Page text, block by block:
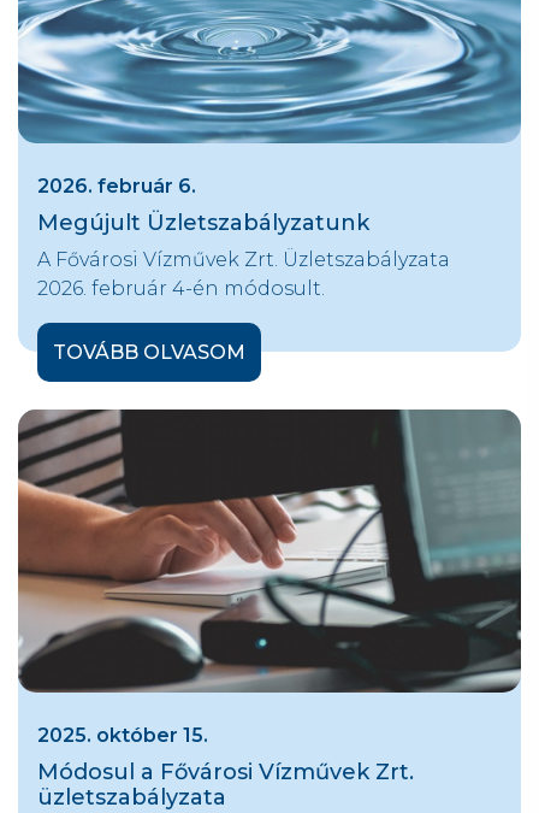
2026. február 6.
Megújult Üzletszabályzatunk
A Fővárosi Vízművek Zrt. Üzletszabályzata
2026. február 4-én módosult.
TOVÁBB OLVASOM
2025. október 15.
Módosul a Fővárosi Vízművek Zrt.
üzletszabályzata